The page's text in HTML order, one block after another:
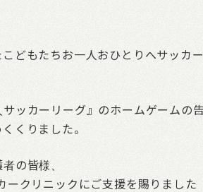
どもたちお一人おひとりへサッカ
ッカーリーグ』のホームゲームの
くりました。
の皆様、
ークリニックにご支援を賜りました